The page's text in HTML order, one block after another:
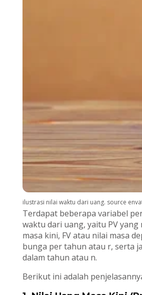
ilustrasi nilai waktu dari uang. source
Terdapat beberapa variabel
waktu dari uang, yaitu PV
masa kini, FV atau nilai masa
bunga per tahun atau r, serta
dalam tahun atau n.
Berikut ini adalah